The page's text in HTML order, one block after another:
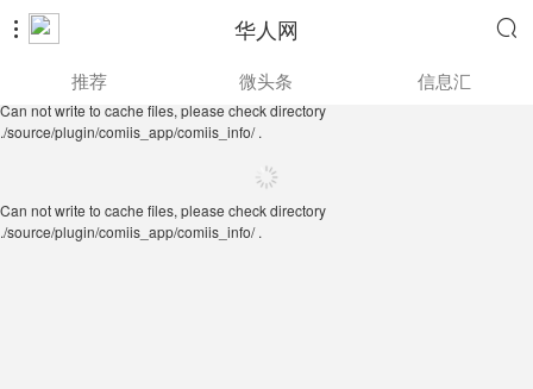
 华人网 
./source/plugin/comiis_app/comiis_info/ .
推荐 微头条 信息汇
Can not write to cache files, please check directory
./source/plugin/comiis_app/comiis_info/ .
Can not write to cache files, please check directory
./source/plugin/comiis_app/comiis_info/ .